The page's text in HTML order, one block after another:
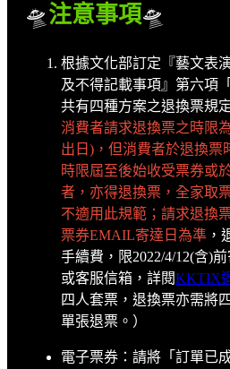
🛸注意事項🛸
根據文化部訂定『藝文表
及不得記載事項』第六項
共有四種方案之退換票規
消費者請求退換票之時限
出日 ) ，但消費者於退換
時限屆至後始收受票券或
者，亦得退換票，全家取
不適用此規範 ；請求退換
票券EMAIL寄達日為準 ，
手續費，限2022/4/12(含)前
或客服信箱，詳閱KKTIX
四人套票，退換票亦需將
單張退票。）
電子票券：請將「訂單已